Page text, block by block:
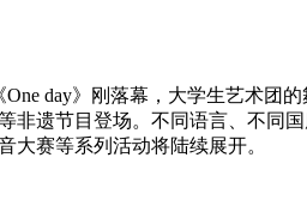
day》刚落幕，大学生艺术团
遗节目登场。不同语言、不同
大赛等系列活动将陆续展开。